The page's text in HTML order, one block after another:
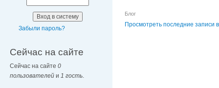
Забыли пароль?
Сейчас на сайте
Сейчас на сайте 0
пользователей и 1 гость
Блог
Просмотреть последние записи